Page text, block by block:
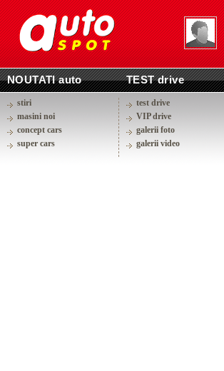
NOUTATI auto TEST drive
stiri
masini noi
concept cars
super cars
test drive
VIP drive
galerii foto
galerii video